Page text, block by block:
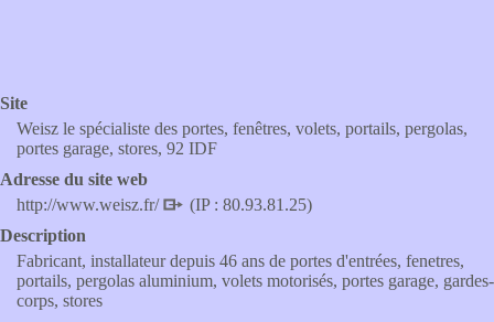
Site
Weisz le spécialiste des portes, fenêtres, volets, portails, pergolas,
portes garage, stores, 92 IDF
Adresse du site web
http://www.weisz.fr/
(IP : 80.93.81.25)
Description
Fabricant, installateur depuis 46 ans de portes d'entrées, fenetres,
portails, pergolas aluminium, volets motorisés, portes garage, gardes-
corps, stores